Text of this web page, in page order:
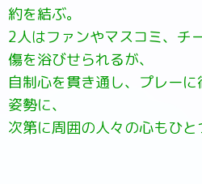
約を結ぶ。
2人はファンやマスコミ、チ
傷を浴びせられるが、
自制心を貫き通し、プレー
姿勢に、
次第に周囲の人々の心もひと